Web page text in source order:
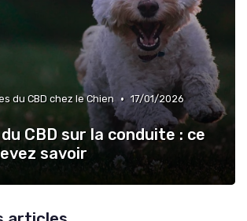
du CBD chez le Chien • 17/01/2026
CBD sur la conduite : ce
savoir